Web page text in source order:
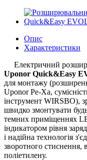
Опис
Характеристики
Електричний
Uponor Quick&Easy
для монтажу
Uponor Pe-Xa,
інструмент WIRSBO),
швидко змонтувати
темних приміщеннях
індикатором рівня
і надійна технологія
зворотного стиснення,
поліетилену.